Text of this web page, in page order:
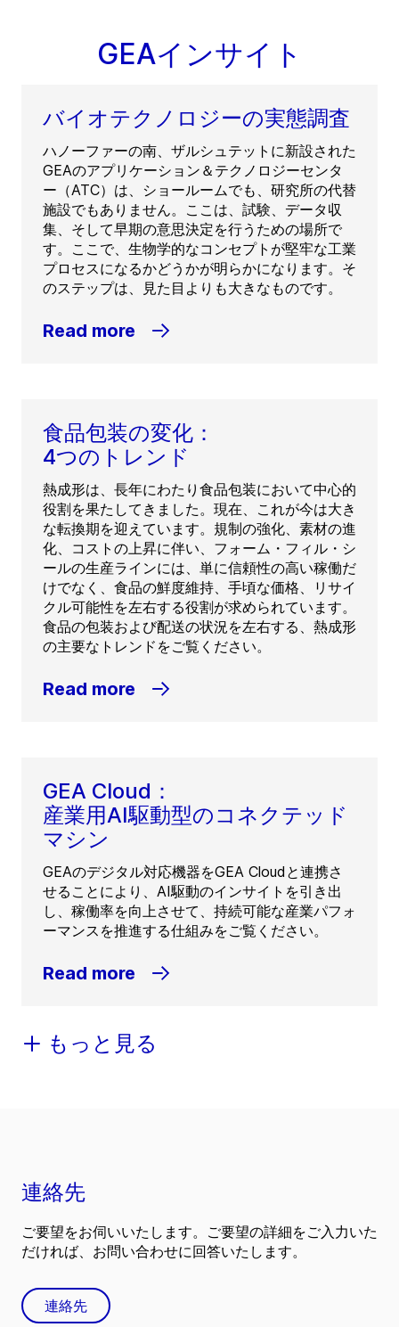
GEAインサイト
バイオテクノロジーの実態調査
ハノーファーの南、ザルシュテットに新設された
GEAのアプリケーション＆テクノロジーセンタ
ー（ATC）は、ショールームでも、研究所の代替
施設でもありません。ここは、試験、データ収
集、そして早期の意思決定を行うための場所で
す。ここで、生物学的なコンセプトが堅牢な工業
プロセスになるかどうかが明らかになります。そ
のステップは、見た目よりも大きなものです。
Read more
食品包装の変化：
4つのトレンド
熱成形は、長年にわたり食品包装において中心的
役割を果たしてきました。現在、これが今は大き
な転換期を迎えています。規制の強化、素材の進
化、コストの上昇に伴い、フォーム・フィル・シ
ールの生産ラインには、単に信頼性の高い稼働だ
けでなく、食品の鮮度維持、手頃な価格、リサイ
クル可能性を左右する役割が求められています。
食品の包装および配送の状況を左右する、熱成形
の主要なトレンドをご覧ください。
Read more
GEA Cloud：
産業用AI駆動型のコネクテッド
マシン
GEAのデジタル対応機器をGEA Cloudと連携さ
せることにより、AI駆動のインサイトを引き出
し、稼働率を向上させて、持続可能な産業パフォ
ーマンスを推進する仕組みをご覧ください。
Read more
もっと見る
連絡先
ご要望をお伺いいたします。ご要望の詳細をご入力いた
だければ、お問い合わせに回答いたします。
連絡先